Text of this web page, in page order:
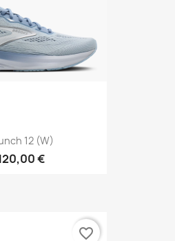
12 (W)
€
favorite_border